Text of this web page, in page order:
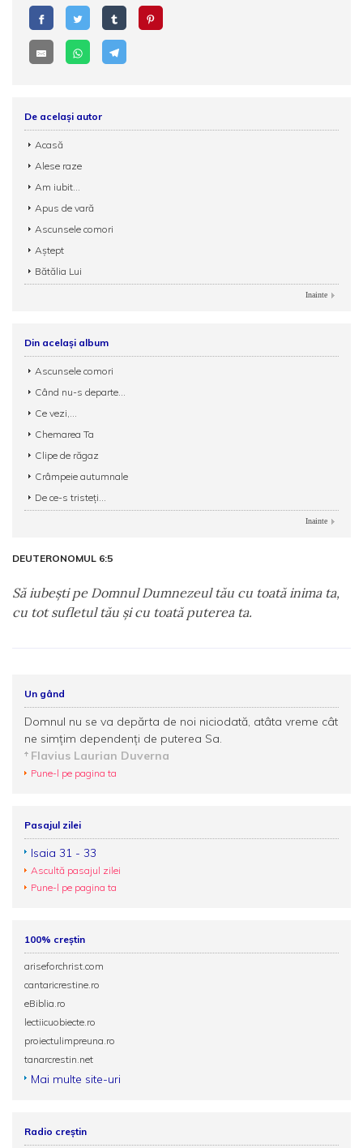
De același autor
Acasă
Alese raze
Am iubit...
Apus de vară
Ascunsele comori
Aștept
Bătălia Lui
Inainte
Din același album
Ascunsele comori
Când nu-s departe...
Ce vezi,...
Chemarea Ta
Clipe de răgaz
Crâmpeie autumnale
De ce-s tristeţi...
Inainte
DEUTERONOMUL 6:5
Să iubeşti pe Domnul Dumnezeul tău cu toată inima ta,
cu tot sufletul tău şi cu toată puterea ta.
Un gând
Domnul nu se va depărta de noi niciodată, atâta vreme cât
ne simţim dependenţi de puterea Sa.
Flavius Laurian Duverna
Pune-l pe pagina ta
Pasajul zilei
Isaia 31 - 33
Ascultă pasajul zilei
Pune-l pe pagina ta
100% creștin
ariseforchrist.com
cantaricrestine.ro
eBiblia.ro
lectiicuobiecte.ro
proiectulimpreuna.ro
tanarcrestin.net
Mai multe site-uri
Radio creștin